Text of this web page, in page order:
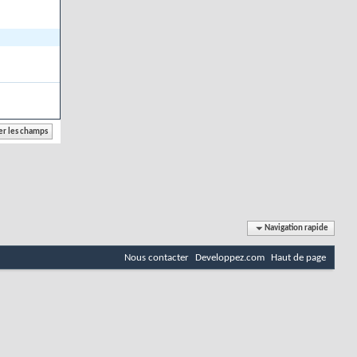
Navigation rapide
Nous contacter Developpez.com Haut de page